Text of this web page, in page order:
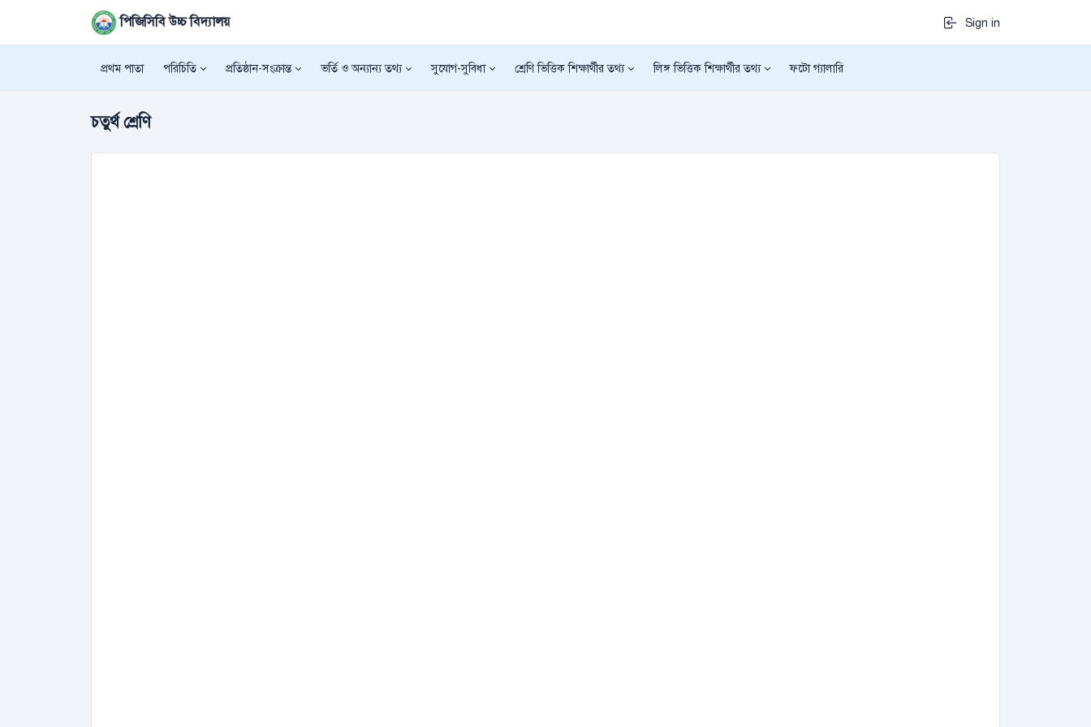
পিজিসিবি উচ্চ বিদ্যালয় Sign in
প্রথম পাতা পরিচিতি প্রতিষ্ঠান-সংক্রান্ত ভর্তি ও অন্যান্য তথ্য সুযোগ-সুবিধা শ্রেণি ভিত্তিক শিক্ষার্থীর তথ্য লিঙ্গ ভিত্তিক শিক্ষার্থীর তথ্য ফটো গ্যালারি
চতুর্থ শ্রেণি